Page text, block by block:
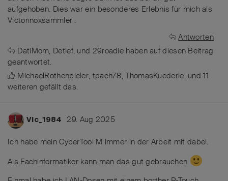
aufgehoben. Dies war ein besonderes Erlebnis für mich als
Victorinoxsammler .
Antworten
DatiMom, Detlef, und 29roadie habenauf diesen Beitrag
geantwortet.
MichaelRothenpieler, tpach78,ThomasKuederle, und11
weiteren gefällt das.
Vic_1984 29. Aug 2025
Ich habe mein CyberTool M immer in der Arbeit mit dabei.
Als Fachinformatiker kann man das gut gebrauchen